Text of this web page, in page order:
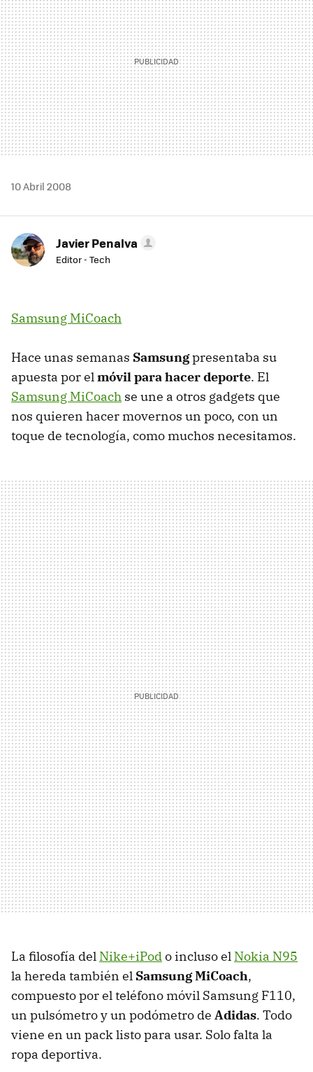
10 Abril 2008
Javier Penalva
Editor - Tech
Samsung MiCoach
Hace unas semanas Samsungpresentaba su
apuesta por elmóvil para hacer deporte. El
Samsung MiCoach se une a otros gadgets que
nos quieren hacer movernos un poco, con un
toque de tecnología, como muchos necesitamos.
La filosofía del Nike+iPodo incluso el Nokia N95
la hereda también el Samsung MiCoach,
compuesto por el teléfono móvil Samsung F110,
un pulsómetro y un podómetro de Adidas. Todo
viene en un pack listo para usar. Solo falta la
ropa deportiva.